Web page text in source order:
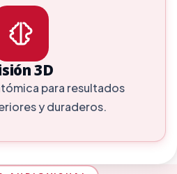
3D
para resultados
y duraderos.